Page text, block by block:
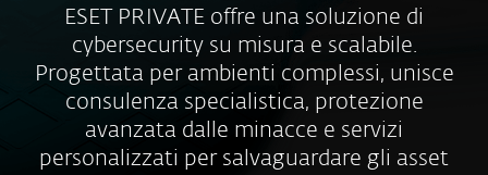
ESET PRIVATE offre una soluzione di
cybersecurity su misura e scalabile.
Progettata per ambienti complessi, unisce
consulenza specialistica, protezione
avanzata dalle minacce e servizi
personalizzati per salvaguardare gli asset